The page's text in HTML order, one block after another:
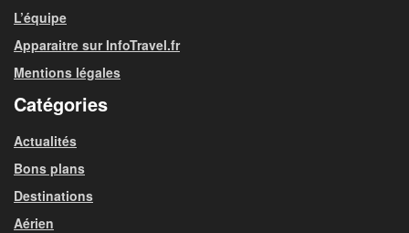
L’équipe
Apparaitre sur InfoTravel.fr
Mentions légales
Catégories
Actualités
Bons plans
Destinations
Aérien